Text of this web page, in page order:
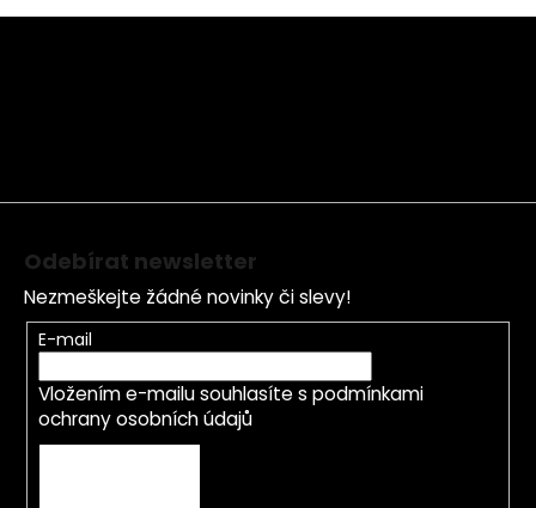
Z
Odebírat newsletter
Nezmeškejte žádné novinky či slevy!
E-mail
Vložením e-mailu souhlasíte s podmínkami
ochrany osobních údajů